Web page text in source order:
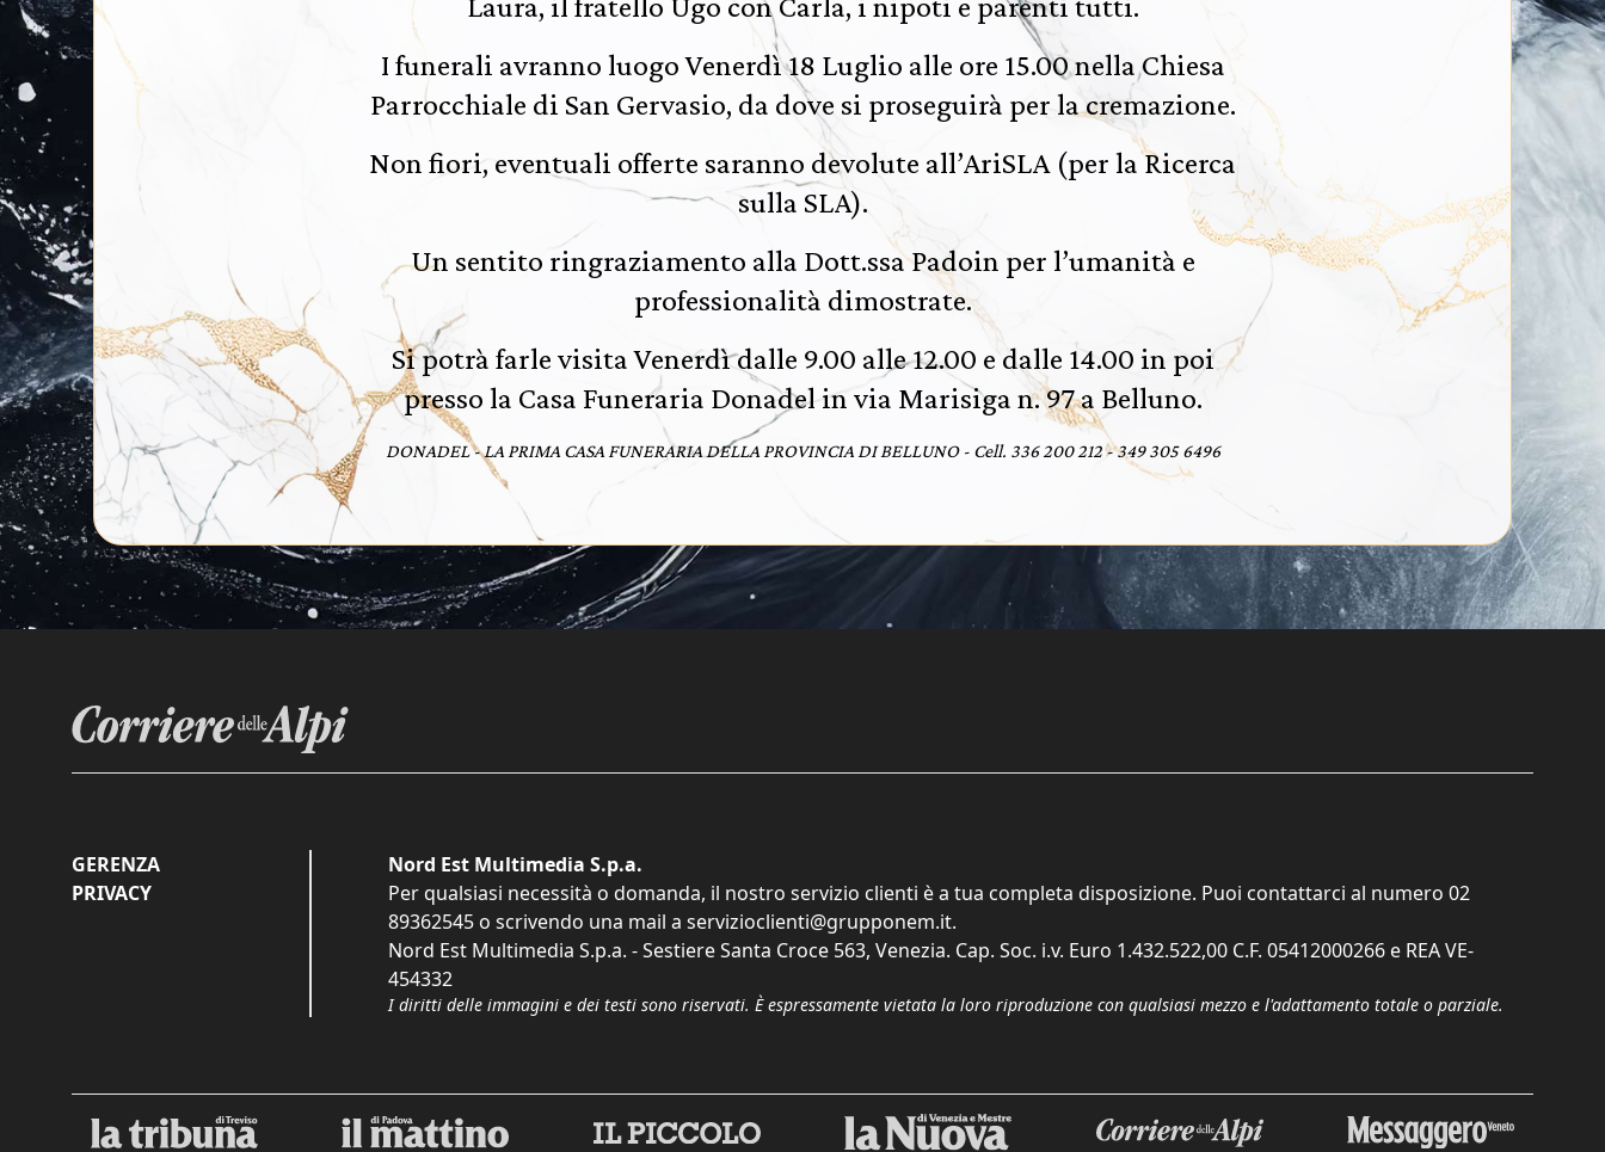
I funerali avranno luogo Venerdì 18 Luglio alle ore 15.00 nella Chiesa
Parrocchiale di San Gervasio, da dove si proseguirà per la cremazione.
Non fiori, eventuali offerte saranno devolute all’AriSLA (per la Ricerca
sulla SLA).
Un sentito ringraziamento alla Dott.ssa Padoin per l’umanità e
professionalità dimostrate.
Si potrà farle visita Venerdì dalle 9.00 alle 12.00 e dalle 14.00 in poi
presso la Casa Funeraria Donadel in via Marisiga n. 97 a Belluno.
DONADEL - LA PRIMA CASA FUNERARIA DELLA PROVINCIA DI BELLUNO - Cell. 336 200 212 - 349 305 6496
GERENZA
PRIVACY
Nord Est Multimedia S.p.a.
Per qualsiasi necessità o domanda, il nostro servizio clienti è a tua completa disposizione. Puoi contattarci al numero 02
89362545 o scrivendo una mail a servizioclienti@grupponem.it.
Nord Est Multimedia S.p.a. - Sestiere Santa Croce 563, Venezia. Cap. Soc. i.v. Euro 1.432.522,00 C.F. 05412000266 e REA VE-
454332
I diritti delle immagini e dei testi sono riservati. È espressamente vietata la loro riproduzione con qualsiasi mezzo e l'adattamento totale o parziale.